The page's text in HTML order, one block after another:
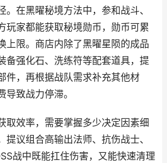
。在黑曜秘境方法中，参和战斗、
玩家都能获取秘境勋币，勋币可累
上限。商店内除了黑曜星陨的成品
备强化石、洗练符等配套道具，提
件，再根据战队需求补充其他材
致战力停滞。
取效率，需要掌握多少决定因素细
提议组合高输出法师、抗伤战士、
战中既能扛住伤害，又能快速清理